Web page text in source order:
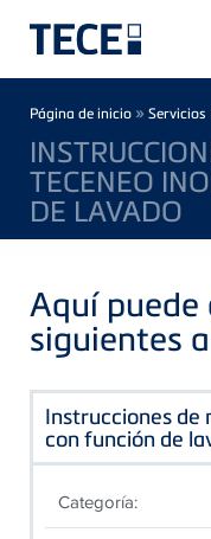
Página de inicio » Servicios
TECENEO
DE LAVADO
Aquí puede
siguientes
Instrucciones de
con función de
Categoría: